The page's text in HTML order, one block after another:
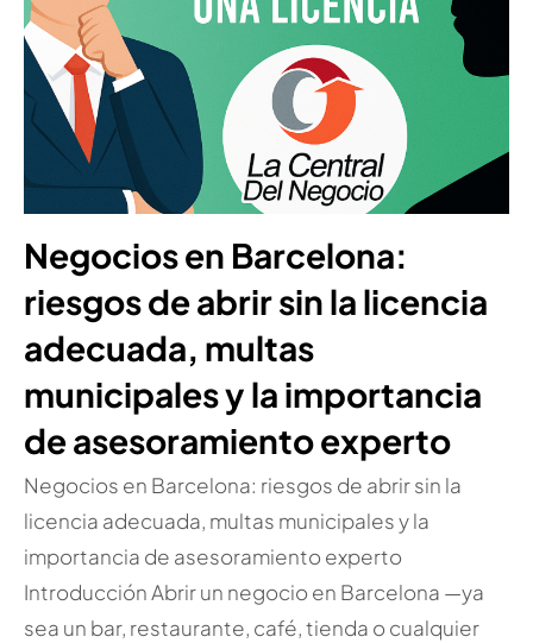
Negocios en Barcelona:
riesgos de abrir sin la licencia
adecuada, multas
municipales y la importancia
de asesoramiento experto
Negocios en Barcelona: riesgos de abrir sin la
licencia adecuada, multas municipales y la
importancia de asesoramiento experto
Introducción Abrir un negocio en Barcelona —ya
sea un bar, restaurante, café, tienda o cualquier